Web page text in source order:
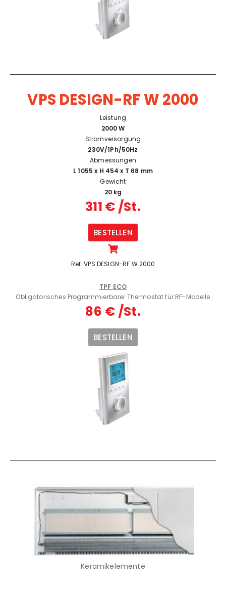
VPS DESIGN-RF W 2000
Leistung
2000 W
Stromversorgung
230V/1Ph/50Hz
Abmessungen
L 1055 x H 454 x T 68 mm
Gewicht
20 kg
311 € /St.
BESTELLEN
Ref. VPS DESIGN-RF W 2000
TPF ECO
Obligatorisches Programmierbarer Thermostat für RF-Modelle
86 € /St.
BESTELLEN
Keramikelemente